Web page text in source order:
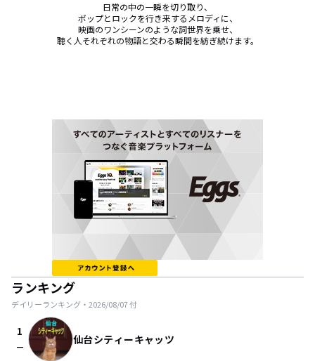
日常の中の一瞬を切り取り、
ポップとロックを行き来するメロディに、
映画のワンシーンのような詞世界を乗せ、
聴く人それぞれの物語と交わる瞬間を紡ぎ続けます。
ランキング
デイリーランキング・ 2026/08/07付
1
check_indeterminate_small 仙台シティーキャッツ